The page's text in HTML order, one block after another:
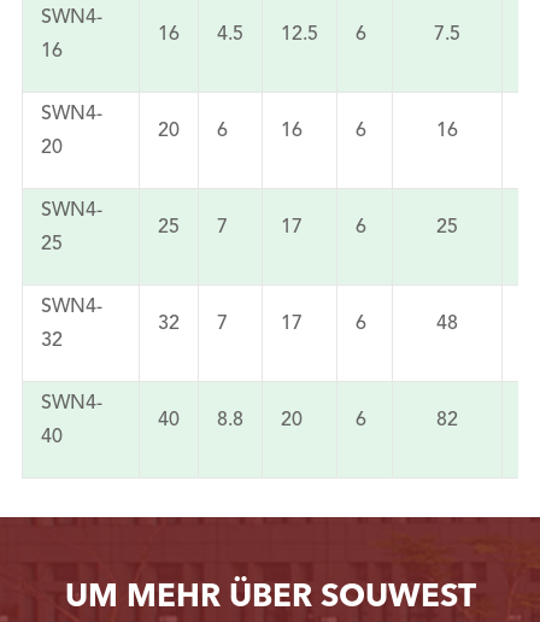
SWN4-
16
16 4.5 12.5 6 7.5
SWN4-
20
20 6 16 6 16
SWN4-
25
25 7 17 6 25
SWN4-
32
32 7 17 6 48
SWN4-
40
40 8.8 20 6 82
UM MEHR ÜBER SOUWEST